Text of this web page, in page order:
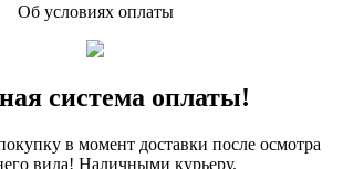
Об условиях оплаты
система оплаты!
в момент доставки после осмотра
вида! Наличными курьеру.